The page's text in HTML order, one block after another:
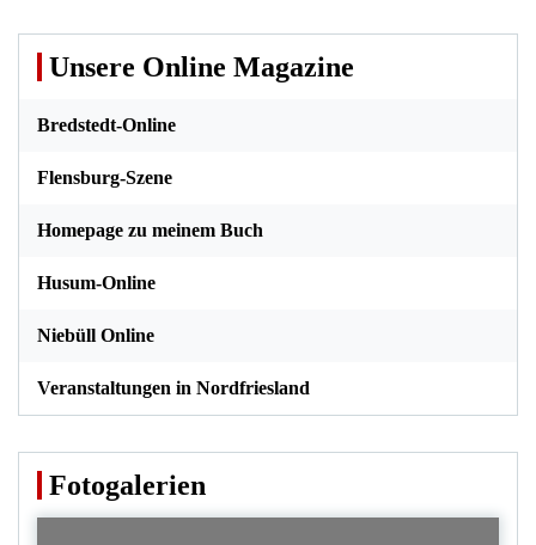
Unsere Online Magazine
Bredstedt-Online
Flensburg-Szene
Homepage zu meinem Buch
Husum-Online
Niebüll Online
Veranstaltungen in Nordfriesland
Fotogalerien